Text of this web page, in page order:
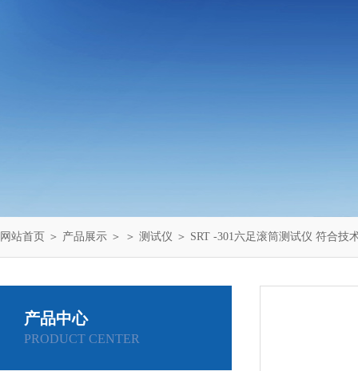
网站首页 ＞ 产品展示 ＞ ＞ 测试仪 ＞ SRT -301六足滚筒测试仪 符合技
产品中心
PRODUCT CENTER